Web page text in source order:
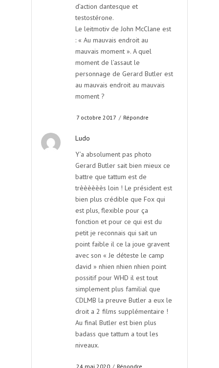
d’action dantesque et
testostérone.
Le leitmotiv de John McClane est
: « Au mauvais endroit au
mauvais moment ». A quel
moment de l’assaut le
personnage de Gerard Butler est
au mauvais endroit au mauvais
moment ?
7 octobre 2017 / Répondre
Ludo
Y’a absolument pas photo
Gerard Butler sait bien mieux ce
battre que tattum est de
trèèèèèès loin ! Le président est
bien plus crédible que Fox qui
est plus, flexible pour ça
fonction et pour ce qui est du
petit je reconnais qui sait un
point faible il ce la joue gravent
avec son « Je déteste le camp
david » nhien nhien nhien point
possitif pour WHD il est tout
simplement plus familial que
CDLMB la preuve Butler a eux le
droit a 2 films supplémentaire !
Au final Butler est bien plus
badass que tattum a tout les
niveaux.
24 mai 2020 / Répondre